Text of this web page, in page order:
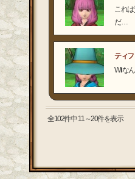
これ
だ…
ティ
Wiiな
全102件中 11～20件を表示